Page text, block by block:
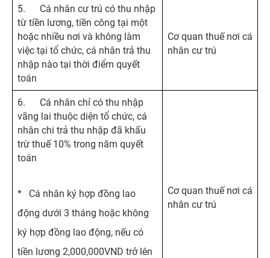
5. Cá nhân cư trú có thu nhập
từ tiền lương, tiền công tại một
hoặc nhiều nơi và không làm
việc tại tổ chức, cá nhân trả thu
nhập nào tại thời điểm quyết
toán
Cơ quan thuế nơi cá
nhân cư trú
6. Cá nhân chỉ có thu nhập
vãng lai thuộc diện tổ chức, cá
nhân chi trả thu nhập đã khấu
trừ thuế 10% trong năm quyết
toán
* Cá nhân ký hợp đồng lao
động dưới 3 tháng hoặc không
ký hợp đồng lao động, nếu có
tiền lương 2,000,000VND trở lên
Cơ quan thuế nơi cá
nhân cư trú